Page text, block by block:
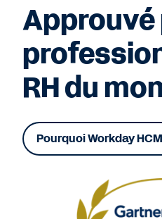
Approuvé
RH du
Pourquoi Workday